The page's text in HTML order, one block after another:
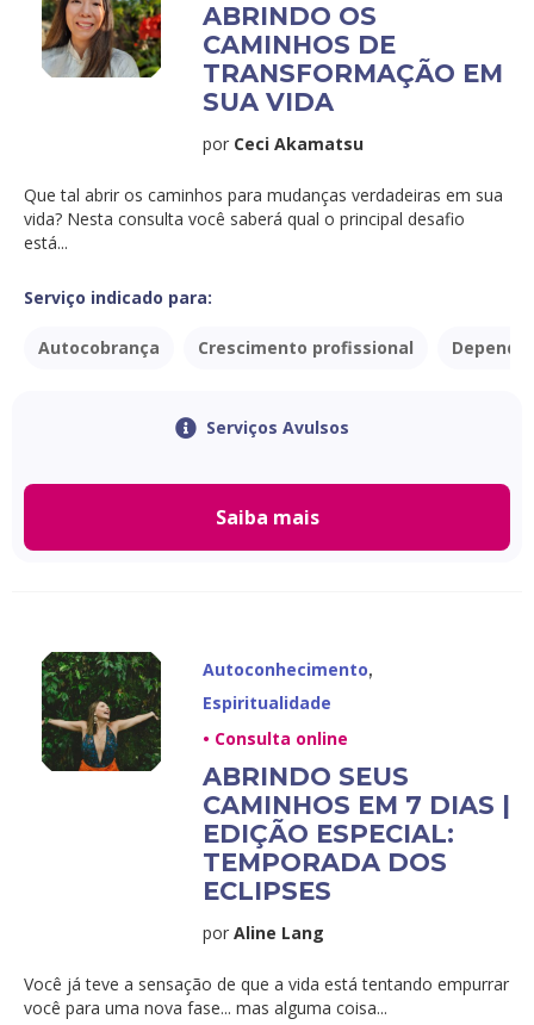
ABRINDO OS
CAMINHOS DE
TRANSFORMAÇÃO EM
SUA VIDA
por Ceci Akamatsu
Que tal abrir os caminhos para mudanças verdadeiras em sua
vida? Nesta consulta você saberá qual o principal desafio
está...
Serviço indicado para:
Autocobrança Crescimento profissional
Serviços Avulsos
Saiba mais
Autoconhecimento,
Espiritualidade
• Consulta online
ABRINDO SEUS
CAMINHOS EM 7 DIAS |
EDIÇÃO ESPECIAL:
TEMPORADA DOS
ECLIPSES
por Aline Lang
Você já teve a sensação de que a vida está tentando empurrar
você para uma nova fase... mas alguma coisa...